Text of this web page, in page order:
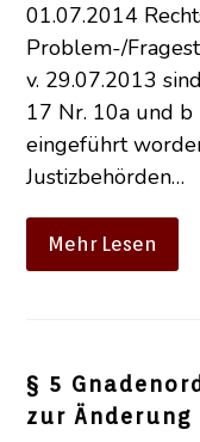
01.07.2014
Problem-/
v. 29.07.2013
17 Nr. 10a und b
eingeführt
Justizbehörden…
Mehr Lesen
§ 5
zur Änderung